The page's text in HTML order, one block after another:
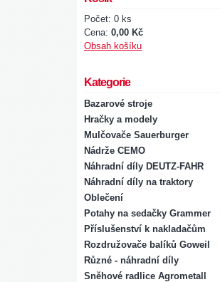
Počet: 0 ks
Cena: 0,00 Kč
Obsah košíku
Kategorie
Bazarové stroje
Hračky a modely
Mulčovače Sauerburger
Nádrže CEMO
Náhradní díly DEUTZ-FAHR
Náhradní díly na traktory
Oblečení
Potahy na sedačky Grammer
Příslušenství k nakladačům
Rozdružovače balíků Goweil
Různé - náhradní díly
Sněhové radlice Agrometall